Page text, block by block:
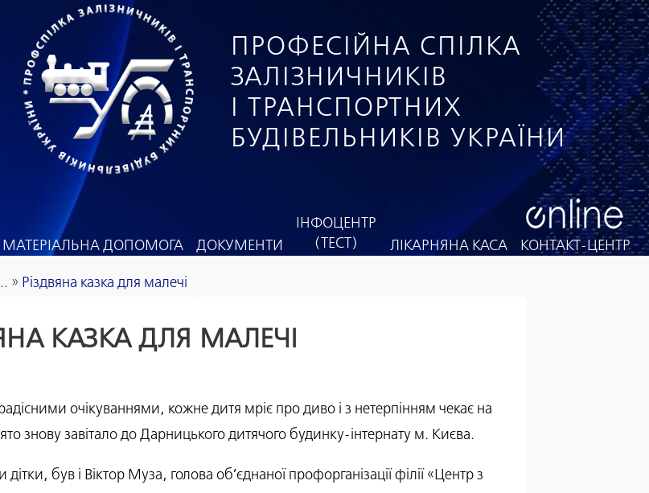
ПРОФЕСІЙНА СПІЛКА
ЗАЛІЗНИЧНИКІВ
І ТРАНСПОРТНИХ
БУДІВЕЛЬНИКІВ УКРАЇНИ
МАТЕРІАЛЬНА ДОПОМОГА ДОКУМЕНТИ
ІНФОЦЕНТР
(ТЕСТ)
ЛІКАРНЯНА КАСА КОНТАКТ-ЦЕНТР
» Різдвяна казка для малечі
КАЗКА ДЛЯ МАЛЕЧІ
очікуваннями, кожне дитя мріє про диво і з нетерпінням чекає на
знову завітало до Дарницького дитячого будинку-інтернату м. Києва.
був і Віктор Муза, голова об’єднаної профорганізації філії «Центр з